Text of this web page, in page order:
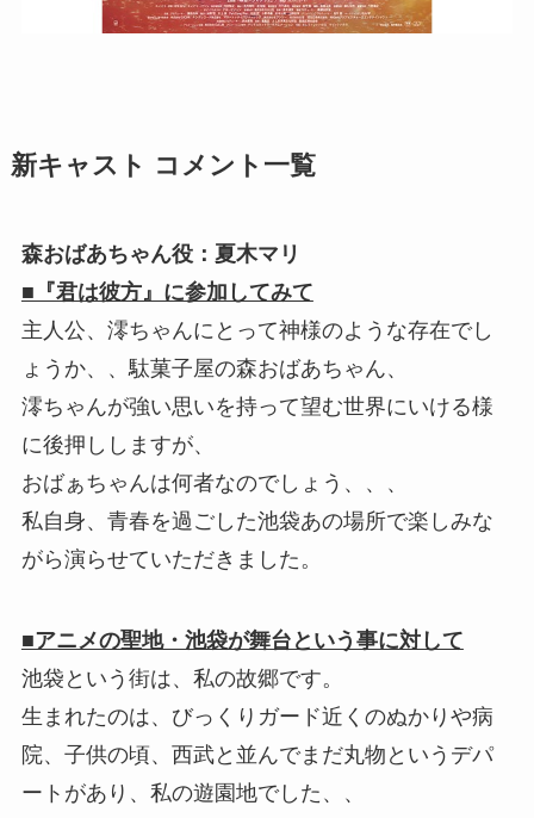
新キャスト コメント一覧
森おばあちゃん役：夏木マリ
■『君は彼方』に参加してみて
主人公、澪ちゃんにとって神様のような存在でし
ょうか、、駄菓子屋の森おばあちゃん、
澪ちゃんが強い思いを持って望む世界にいける様
に後押ししますが、
おばぁちゃんは何者なのでしょう、、、
私自身、青春を過ごした池袋あの場所で楽しみな
がら演らせていただきました。
■アニメの聖地・池袋が舞台という事に対して
池袋という街は、私の故郷です。
生まれたのは、びっくりガード近くのぬかりや病
院、子供の頃、西武と並んでまだ丸物というデパ
ートがあり、私の遊園地でした、、